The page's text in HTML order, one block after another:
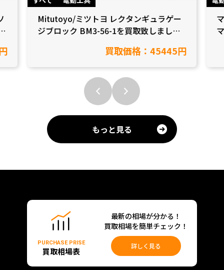
Mitutoyo/ミツトヨ レクタンギュラゲー
ジブロック BM3-56-1を買取致しました
買取価格：45445円
もっと見る
PURCHASE PRISE
買取相場表
最新の相場が分かる！
買取相場を簡単チェック！
詳しく見る